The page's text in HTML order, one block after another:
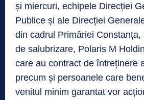
și miercuri, echipele Direcției
Publice și ale Direcției
din cadrul Primăriei Constanța,
de salubrizare, Polaris M
care au contract de întreținere
precum și persoanele care
venitul minim garantat vor